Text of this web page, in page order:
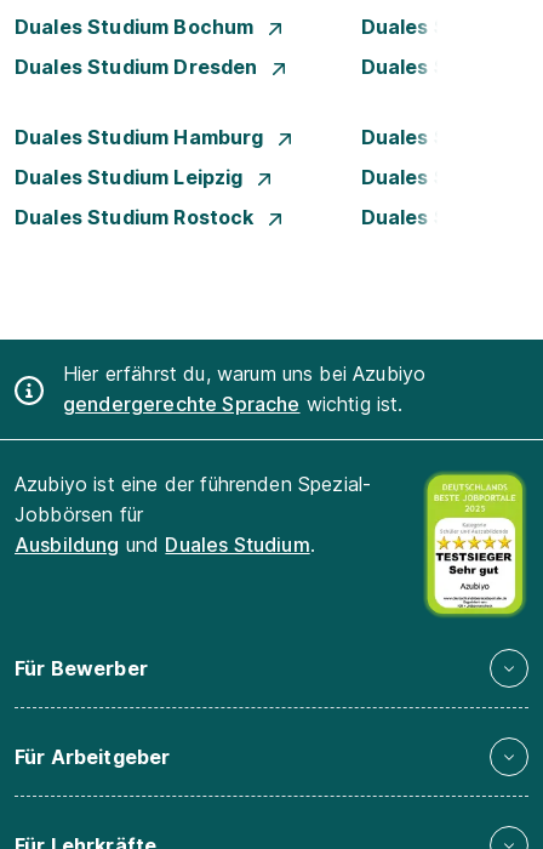
Duales Studium Bochum
Duales Studium
Duales Studium Dresden
Duales Studium
Duales Studium Hamburg
Duales Studium
Duales Studium Leipzig
Duales Studium
Duales Studium Rostock
Duales Studium
Hier erfährst du, warum uns bei Azubiyo
gendergerechte Sprache wichtig ist.
Azubiyo ist eine der führenden Spezial-
Jobbörsen für
Ausbildung und Duales Studium.
Für Bewerber
Für Arbeitgeber